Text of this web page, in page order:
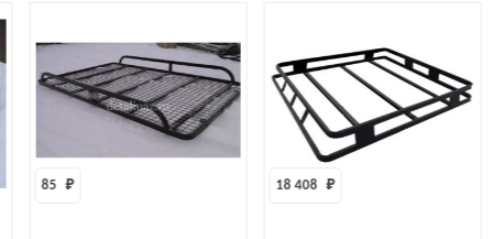
85 ₽ 18 408 ₽